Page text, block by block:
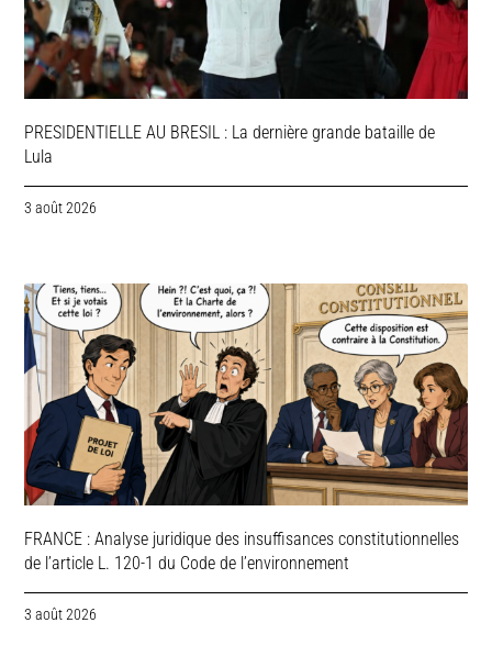
PRESIDENTIELLE AU BRESIL : La dernière grande bataille de
Lula
3 août 2026
FRANCE : Analyse juridique des insuffisances constitutionnelles
de l’article L. 120-1 du Code de l’environnement
3 août 2026